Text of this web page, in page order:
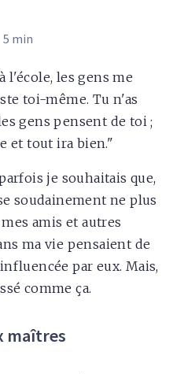
5 min
l'école, les gens me
toi-même. Tu n'as
gens pensent de toi ;
et tout ira bien."
je souhaitais que,
soudainement ne plus
amis et autres
ma vie pensaient de
par eux. Mais,
comme ça.
maîtres